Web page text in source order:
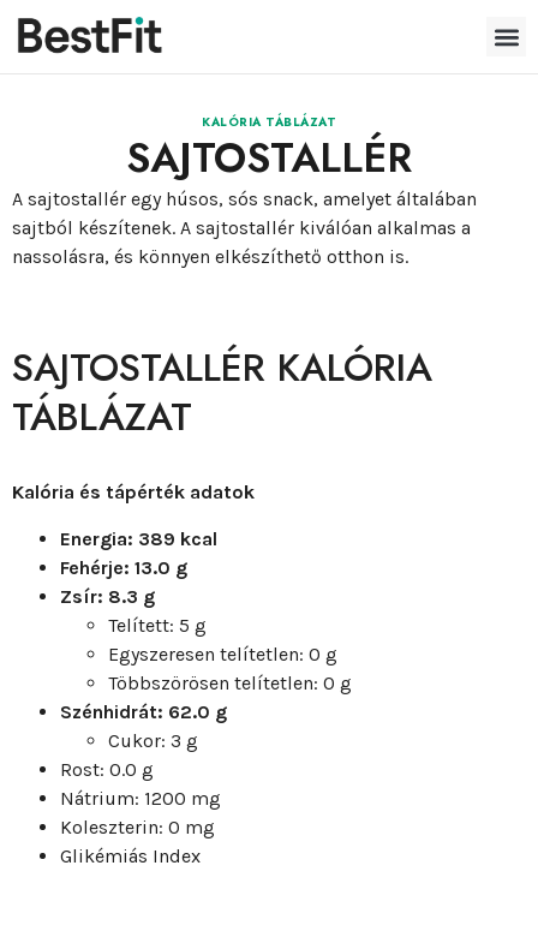
KALÓRIA TÁBLÁZAT
SAJTOSTALLÉR
A sajtostallér egy húsos, sós snack, amelyet általában
sajtból készítenek. A sajtostallér kiválóan alkalmas a
nassolásra, és könnyen elkészíthető otthon is.
SAJTOSTALLÉR KALÓRIA
TÁBLÁZAT
Kalória és tápérték adatok
Energia: 389 kcal
Fehérje: 13.0 g
Zsír: 8.3 g
Telített: 5 g
Egyszeresen telítetlen: 0 g
Többszörösen telítetlen: 0 g
Szénhidrát: 62.0 g
Cukor: 3 g
Rost: 0.0 g
Nátrium: 1200 mg
Koleszterin: 0 mg
Glikémiás Index